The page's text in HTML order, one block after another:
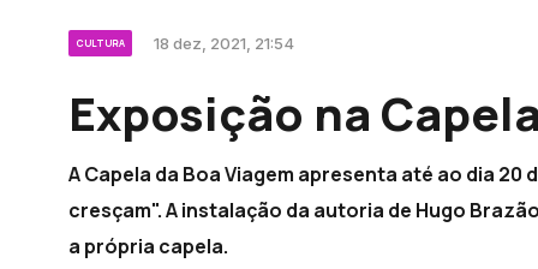
CULTURA 18 dez, 2021, 21:54
Exposição na
A Capela da Boa Viagem apresenta até ao dia
cresçam". A instalação da autoria de Hugo
a própria capela.